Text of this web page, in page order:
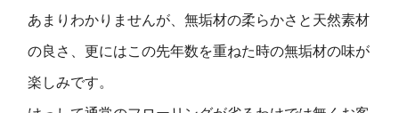
あまりわかりませんが、無垢材の柔らかさと天然素材
の良さ、更にはこの先年数を重ねた時の無垢材の味が
楽しみです。